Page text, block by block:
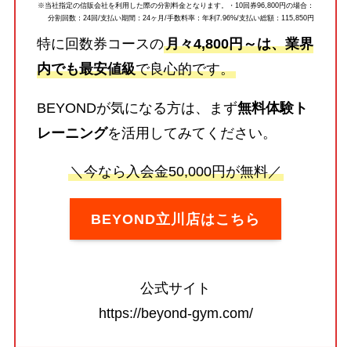
※当社指定の信販会社を利用した際の分割料金となります。・10回券96,800円の場合：
分割回数：24回/支払い期間：24ヶ月/手数料率：年利7.96%/支払い総額：115,850円
特に回数券コースの月々4,800円～は、業界
内でも最安値級で良心的です。
BEYONDが気になる方は、まず無料体験ト
レーニングを活用してみてください。
＼今なら入会金50,000円が無料／
BEYOND立川店はこちら
公式サイト
https://beyond-gym.com/